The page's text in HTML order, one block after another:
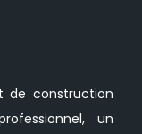
de construction
un